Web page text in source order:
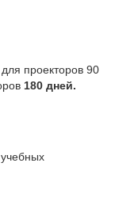
проекторов 90
180 дней.